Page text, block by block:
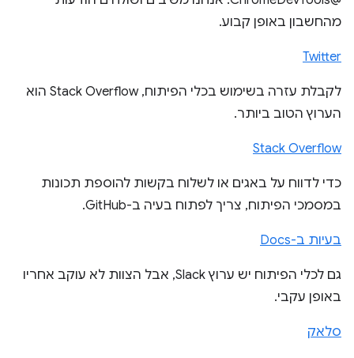
מהחשבון באופן קבוע.
Twitter
לקבלת עזרה בשימוש בכלי הפיתוח, Stack Overflow הוא
הערוץ הטוב ביותר.
Stack Overflow
כדי לדווח על באגים או לשלוח בקשות להוספת תכונות
במסמכי הפיתוח, צריך לפתוח בעיה ב-GitHub.
בעיות ב-Docs
גם לכלי הפיתוח יש ערוץ Slack, אבל הצוות לא עוקב אחריו
באופן עקבי.
סלאק